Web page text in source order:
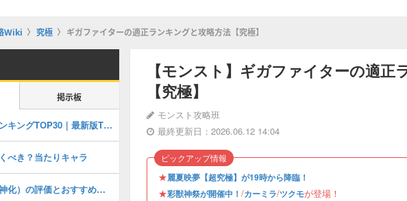
Wiki 究極 ギガファイターの適正ランキングと攻略方法【究極】
【モンスト】ギガファイターの適正
【究極】
モンスト攻略班
最終更新日：2026.06.12 14:04
★麗夏映夢【超究極】が19時から降臨！
★彩獣神祭が開催中！ /カーミラ/ツクモが登場！
ピックアップ情報
掲示板
最強キャラランキングTOP30｜最新版Tier
べき？当たりキャラ
ツクモ（真獣神化）の評価とおすすめのわくわくの実